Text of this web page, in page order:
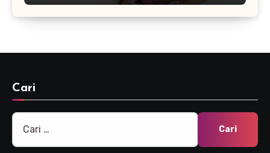
Cari
Cari
untuk: